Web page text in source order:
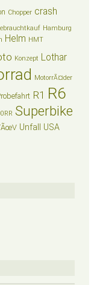
Chopper crash
Hamburg
Helm HMT
Konzept Lothar
MotorrÃ¤der
R1 R6
Superbike
Unfall USA